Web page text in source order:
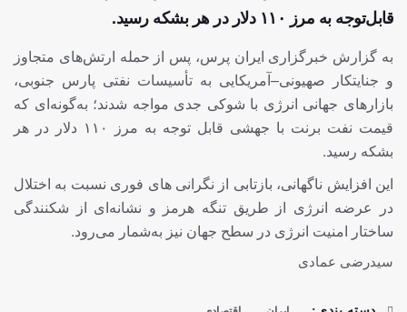
قابل‌توجه به مرز ۱۱۰ دلار در هر بشکه رسید.
به گزارش خبرگزاری ایران پرس، پس از حمله ارتش‌های متجاوز
و جنایتکار صهیونی–آمریکایی به تأسیسات نفتی پارس جنوبی،
بازارهای جهانی انرژی با شوکی جدی مواجه شدند؛ به‌گونه‌ای که
قیمت نفت برنت با جهشی قابل‌ توجه به مرز ۱۱۰ دلار در هر
بشکه رسید.
این افزایش ناگهانی، بازتابی از نگرانی‌ های فوری نسبت به اختلال
در عرضه انرژی از طریق تنگه هرمز و نشانه‌ای از شکنندگی
ساختار امنیت انرژی در سطح جهان نیز به‌شمار می‌رود.‌
سیدرضی عمادی